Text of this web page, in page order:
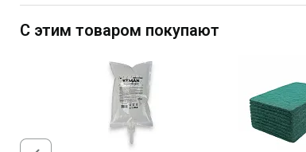
С этим товаром покупают